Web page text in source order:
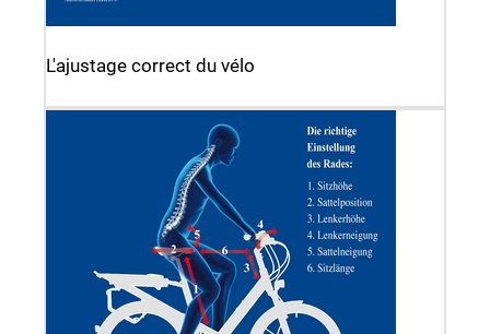
L'ajustage correct du vélo